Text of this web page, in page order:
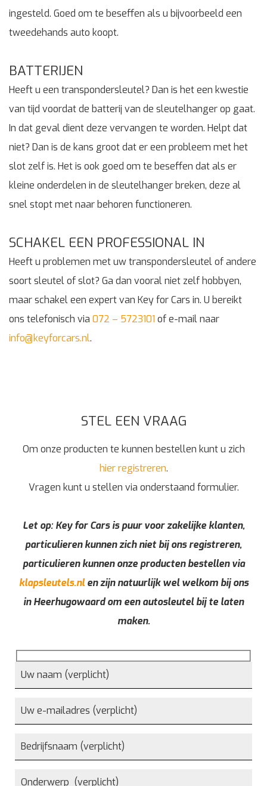
ingesteld. Goed om te beseffen als u bijvoorbeeld een
tweedehands auto koopt.
BATTERIJEN
Heeft u een transpondersleutel? Dan is het een kwestie
van tijd voordat de batterij van de sleutelhanger op gaat.
In dat geval dient deze vervangen te worden. Helpt dat
niet? Dan is de kans groot dat er een probleem met het
slot zelf is. Het is ook goed om te beseffen dat als er
kleine onderdelen in de sleutelhanger breken, deze al
snel stopt met naar behoren functioneren.
SCHAKEL EEN PROFESSIONAL IN
Heeft u problemen met uw transpondersleutel of andere
soort sleutel of slot? Ga dan vooral niet zelf hobbyen,
maar schakel een expert van Key for Cars in. U bereikt
ons telefonisch via 072 – 5723101 of e-mail naar
info@keyforcars.nl.
STEL EEN VRAAG
Om onze producten te kunnen bestellen kunt u zich
hier registreren.
Vragen kunt u stellen via onderstaand formulier.
Let op: Key for Cars is puur voor zakelijke klanten,
particulieren kunnen zich niet bij ons registreren,
particulieren kunnen onze producten bestellen via
klapsleutels.nlen zijn natuurlijk wel welkom bij ons
in Heerhugowaard om een autosleutel bij te laten
maken.